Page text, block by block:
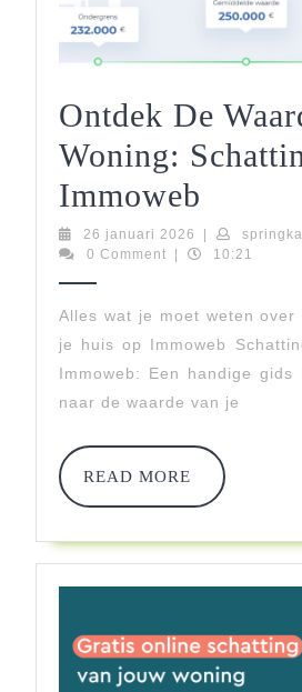
Ontdek De
Woning:
Immoweb
De
Van
Je
Woning:
Op
26 januari 2026 26
januari
0 Comment
10:21
Alles wat je moet weten over
je huis op Immoweb
Immoweb: Een handige gids
naar de waarde van je
READ MORE
READ
MORE